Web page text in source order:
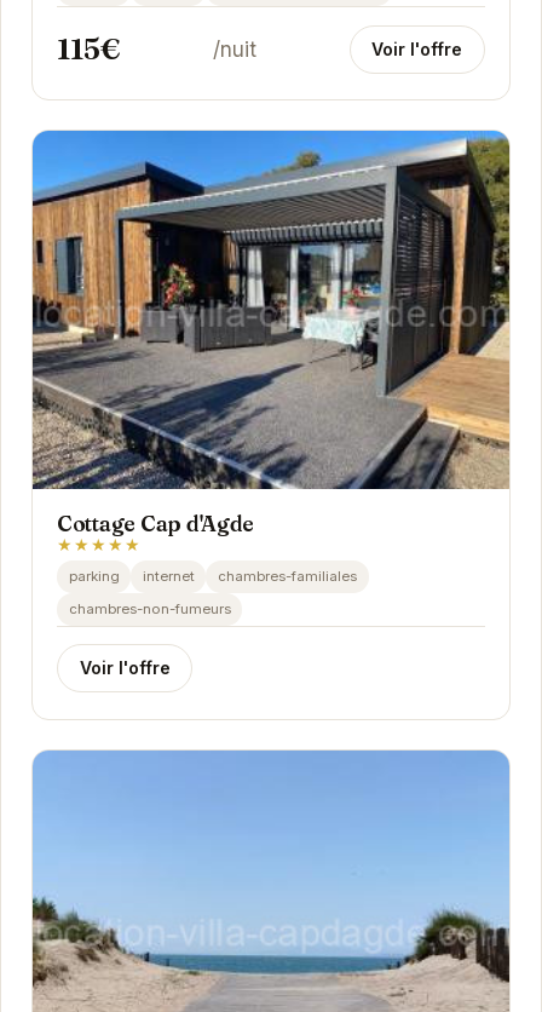
115€ /nuit Voir l'offre
Cottage Cap d'Agde
★★★★★
parking internet
chambres-familiales
chambres-non-fumeurs
Voir l'offre